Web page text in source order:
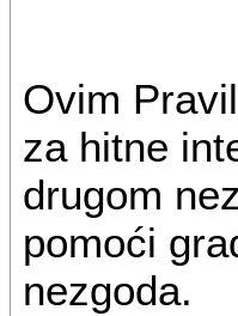
Ovim
za hitne
drugom
pomoći
nezgoda.